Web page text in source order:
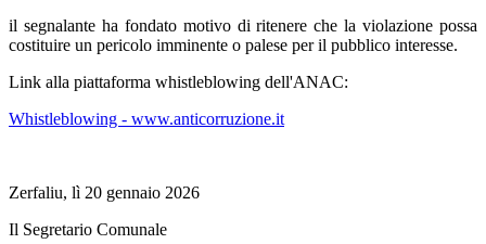
il segnalante ha fondato motivo di ritenere che la violazione possa
costituire un pericolo imminente o palese per il pubblico interesse.
Link alla piattaforma whistleblowing dell'ANAC:
Whistleblowing - www.anticorruzione.it
Zerfaliu, lì 20 gennaio 2026
Il Segretario Comunale